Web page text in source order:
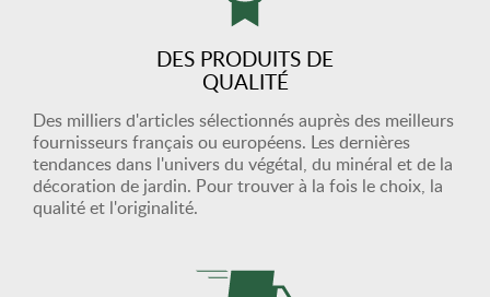
DES PRODUITS DE
QUALITÉ
Des milliers d'articles sélectionnés auprès des meilleurs
fournisseurs français ou européens. Les dernières
tendances dans l'univers du végétal, du minéral et de la
décoration de jardin. Pour trouver à la fois le choix, la
qualité et l'originalité.